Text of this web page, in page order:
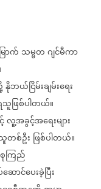
ောက် သမ္မတဂျင်မီကာ
နိုဘယ်ငြိမ်းချမ်းရေး
သူဖြစ်ပါတယ်။
လူ့အခွင့်အရေးများ
တစ်ဦး ဖြစ်ပါတယ်။
စုကြည်
ောင်ပေးခဲ့ပြီး